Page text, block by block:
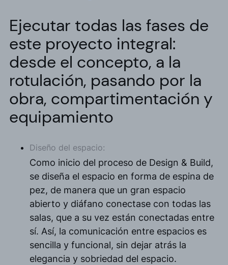
Ejecutar todas las fases de
este proyecto integral:
desde el concepto, a la
rotulación, pasando por la
obra, compartimentación y
equipamiento
Diseño del espacio:
Como inicio del proceso de Design & Build,
se diseña el espacio en forma de espina de
pez, de manera que un gran espacio
abierto y diáfano conectase con todas las
salas, que a su vez están conectadas entre
sí. Así, la comunicación entre espacios es
sencilla y funcional, sin dejar atrás la
elegancia y sobriedad del espacio.